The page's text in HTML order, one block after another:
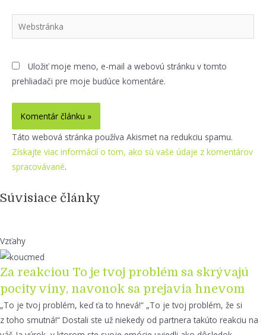
Webstránka
Uložiť moje meno, e-mail a webovú stránku v tomto
prehliadači pre moje budúce komentáre.
Táto webová stránka používa Akismet na redukciu spamu.
Získajte viac informácií o tom, ako sú vaše údaje z komentárov
spracovávané.
Súvisiace články
Vzťahy
Za reakciou To je tvoj problém sa skrývajú
pocity viny, navonok sa prejavia hnevom
„To je tvoj problém, keď ťa to hnevá!“ „To je tvoj problém, že si
z toho smutná!“ Dostali ste už niekedy od partnera takúto reakciu na